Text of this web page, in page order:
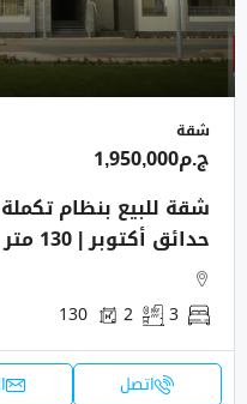
شقة
ج.م1,950,000
شقة للبيع بنظام
حدائق أكتوبر | 130 متر | فرصة استثمارية
3
2
130
اتصل